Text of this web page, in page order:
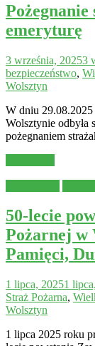
Pożegnanie
emeryturę
3 września, 20253
bezpieczeństwo,
Wolsztyn
W dniu
Wolsztynie odbyła
pożegnaniem
50-lecie
Pożarnej w
Pamięci,
1 lipca, 20251
Straż Pożarna,
Wolsztyn
1 lipca 2025 roku